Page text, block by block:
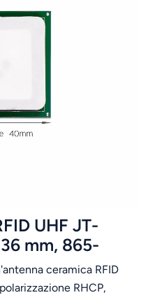
UHF JT-
mm, 865-
per PDA.
ceramica RFID
RHCP,